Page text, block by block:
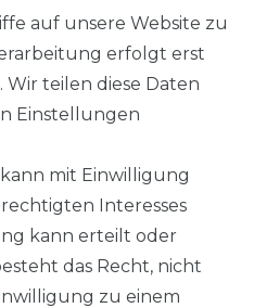
Röhrenjeans, Style
(70-6000)
UVP 99,95 €
€ *
Versandkosten
auf unsere Website zu
erfolgt erst
Wir teilen diese Daten
Einstellungen
mit Einwilligung
Interesses
kann erteilt oder
das Recht, nicht
zu einem